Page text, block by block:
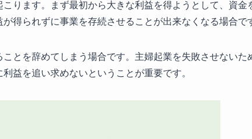
ります。まず最初から大きな利益を得ようとして、資金
得られずに事業を存続させることが出来なくなる場合で
とを辞めてしまう場合です。主婦起業を失敗させないた
益を追い求めないということが重要です。